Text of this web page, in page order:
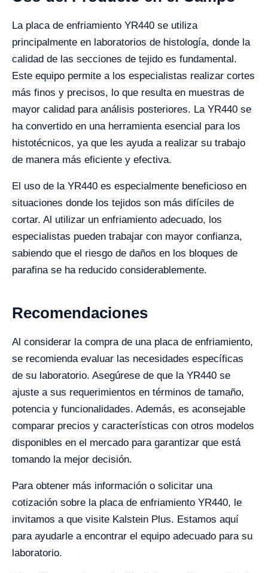
La placa de enfriamiento YR440 se utiliza
principalmente en laboratorios de histología, donde la
calidad de las secciones de tejido es fundamental.
Este equipo permite a los especialistas realizar cortes
más finos y precisos, lo que resulta en muestras de
mayor calidad para análisis posteriores. La YR440 se
ha convertido en una herramienta esencial para los
histotécnicos, ya que les ayuda a realizar su trabajo
de manera más eficiente y efectiva.
El uso de la YR440 es especialmente beneficioso en
situaciones donde los tejidos son más difíciles de
cortar. Al utilizar un enfriamiento adecuado, los
especialistas pueden trabajar con mayor confianza,
sabiendo que el riesgo de daños en los bloques de
parafina se ha reducido considerablemente.
Recomendaciones
Al considerar la compra de una placa de enfriamiento,
se recomienda evaluar las necesidades específicas
de su laboratorio. Asegúrese de que la YR440 se
ajuste a sus requerimientos en términos de tamaño,
potencia y funcionalidades. Además, es aconsejable
comparar precios y características con otros modelos
disponibles en el mercado para garantizar que está
tomando la mejor decisión.
Para obtener más información o solicitar una
cotización sobre la placa de enfriamiento YR440, le
invitamos a que visite Kalstein Plus. Estamos aquí
para ayudarle a encontrar el equipo adecuado para su
laboratorio.